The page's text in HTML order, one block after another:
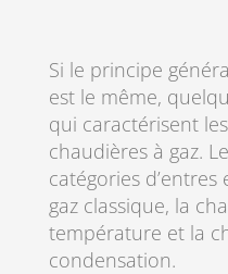
Si le principe
est le même,
qui caractérisent
chaudières à gaz.
catégories
gaz classique, la
température et la
condensation.